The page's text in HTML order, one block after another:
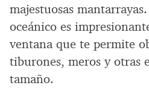
majestuosas
oceánico es
ventana que te permite
tiburones, meros y otras
tamaño.